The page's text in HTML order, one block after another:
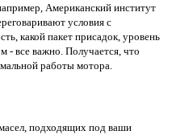
Американский институт
условия с
какой пакет присадок, уровень
- все важно. Получается, что
работы мотора.
подходящих под ваши